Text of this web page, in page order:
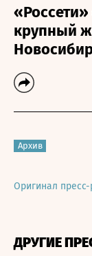
крупный
Архив
Оригинал пресс-
ДРУГИЕ